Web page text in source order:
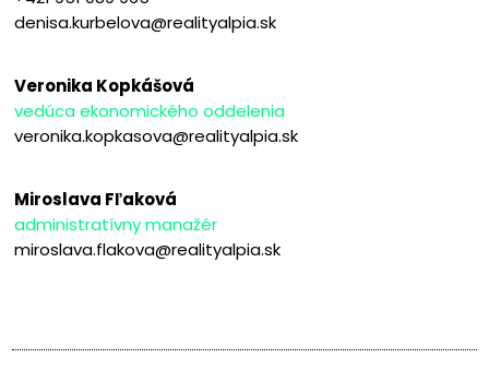
denisa.kurbelova@realityalpia.sk
Veronika Kopkášová
vedúca ekonomického oddelenia
veronika.kopkasova@realityalpia.sk
Miroslava Fľaková
administratívny manažér
miroslava.flakova@realityalpia.sk